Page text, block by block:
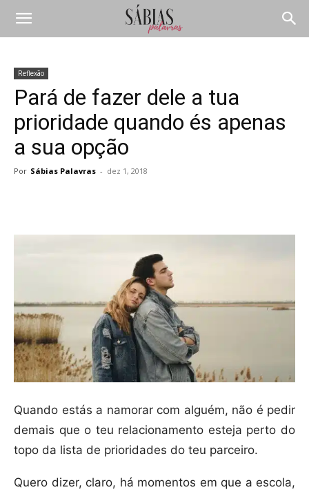
Reflexão
Pará de fazer dele a tua
prioridade quando és apenas
a sua opção
Por Sábias Palavras - dez 1, 2018
Quando estás a namorar com alguém, não é pedir
demais que o teu relacionamento esteja perto do
topo da lista de prioridades do teu parceiro.
Quero dizer, claro, há momentos em que a escola,